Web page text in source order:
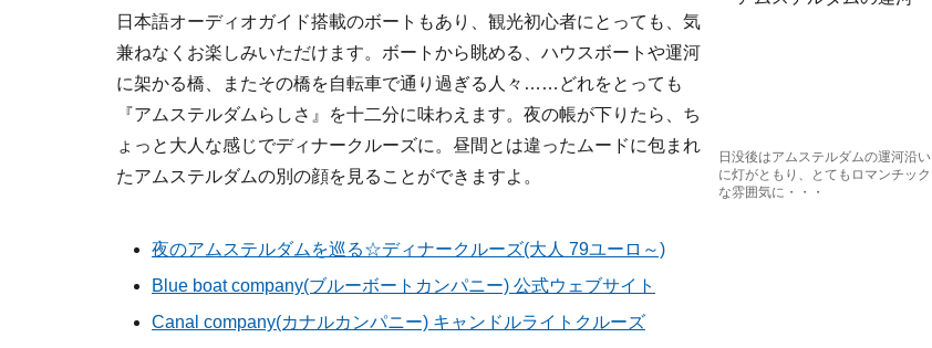
日没後はアムステルダムの運河沿い
に灯がともり、とてもロマンチック
な雰囲気に・・・
日本語オーディオガイド搭載のボートもあり、観光初心者にとっても、気
兼ねなくお楽しみいただけます。ボートから眺める、ハウスボートや運河
に架かる橋、またその橋を自転車で通り過ぎる人々……どれをとっても
『アムステルダムらしさ』を十二分に味わえます。夜の帳が下りたら、ち
ょっと大人な感じでディナークルーズに。昼間とは違ったムードに包まれ
たアムステルダムの別の顔を見ることができますよ。
夜のアムステルダムを巡る☆ディナークルーズ(大人 79ユーロ～)
Blue boat company(ブルーボートカンパニー) 公式ウェブサイト
Canal company(カナルカンパニー) キャンドルライトクルーズ